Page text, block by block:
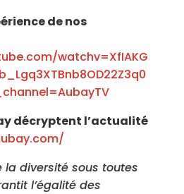
de nos
watchv=XfIAKG
décryptent l’actualité
la diversité sous toutes
l’égalité des